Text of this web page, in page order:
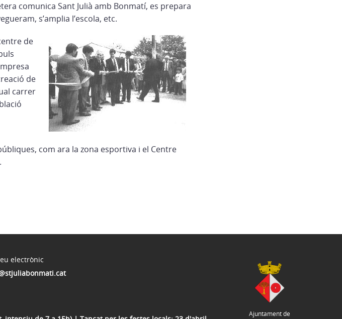
comunica Sant Julià amb Bonmatí, es prepara
s’amplia l’escola, etc.
de
de
carrer
com ara la zona esportiva i el Centre
electrònic
Ajuntament de